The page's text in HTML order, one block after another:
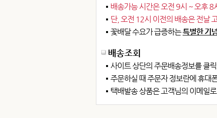
배송가능 시간은 오전 9시 ~ 오후
단, 오전 12시 이전의 배송은 전날
꽃배달 수요가 급증하는특별한 기
배송조회
사이트 상단의 주문배송정보를 클
주문하실 때 주문자 정보란에 휴대
택배발송 상품은 고객님의 이메일